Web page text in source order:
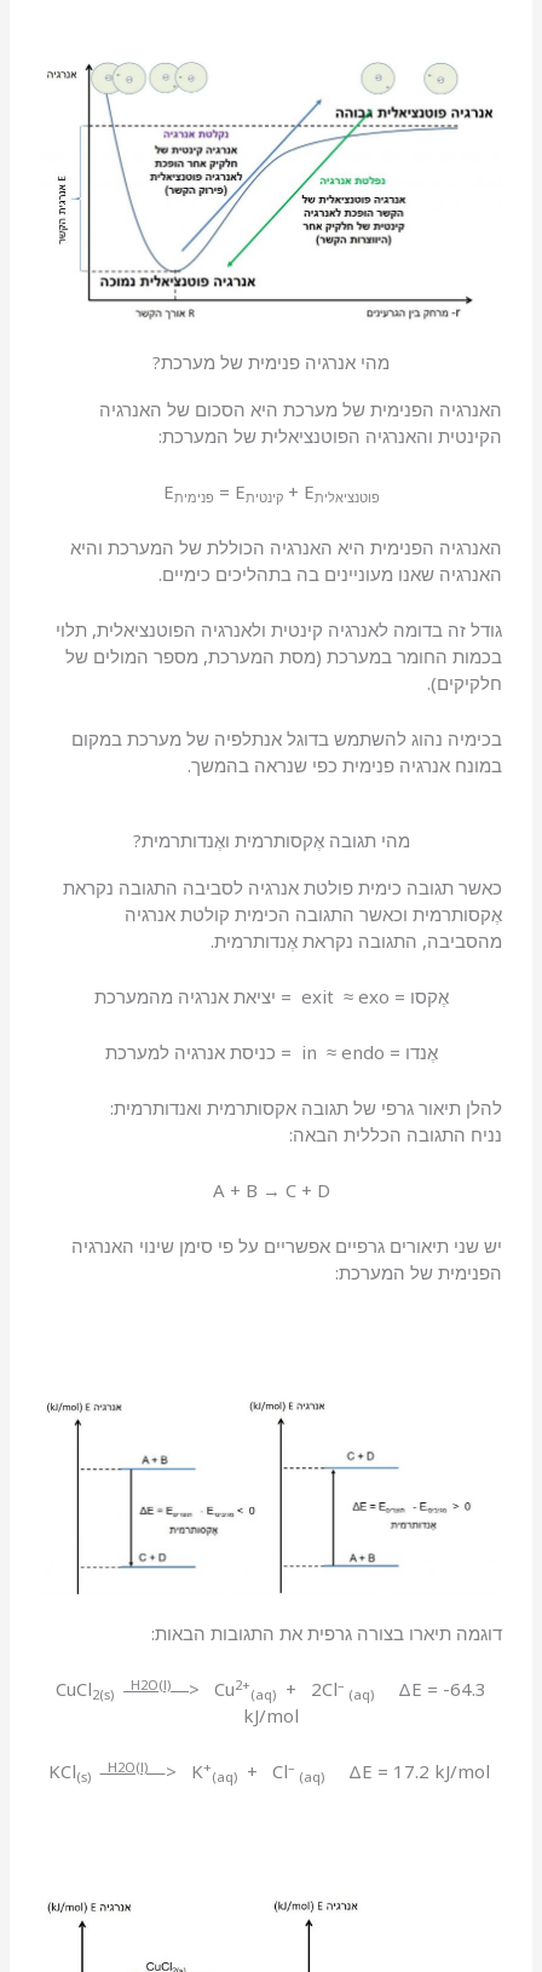
מהי אנרגיה פנימית של מערכת?
האנרגיה הפנימית של מערכת היא הסכום של האנרגיה
הקינטית והאנרגיה הפוטנציאלית של המערכת:
Eפנימית = Eקינטית + Eפוטנציאלית
האנרגיה הפנימית היא האנרגיה הכוללת של המערכת והיא
האנרגיה שאנו מעוניינים בה בתהליכים כימיים.
גודל זה בדומה לאנרגיה קינטית ולאנרגיה הפוטנציאלית, תלוי
בכמות החומר במערכת (מסת המערכת, מספר המולים של
חלקיקים).
בכימיה נהוג להשתמש בדוגל אנתלפיה של מערכת במקום
במונח אנרגיה פנימית כפי שנראה בהמשך.
מהי תגובה אֶקסותרמית ואֶנדותרמית?
כאשר תגובה כימית פולטת אנרגיה לסביבה התגובה נקראת
אֶקסותרמית וכאשר התגובה הכימית קולטת אנרגיה
מהסביבה, התגובה נקראת אֶנדותרמית.
אֶקסו = exit ≈ exo = יציאת אנרגיה מהמערכת
אֶנדו = in ≈ endo = כניסת אנרגיה למערכת
להלן תיאור גרפי של תגובה אקסותרמית ואנדותרמית:
נניח התגובה הכללית הבאה:
A + B → C + D
יש שני תיאורים גרפיים אפשריים על פי סימן שינוי האנרגיה
הפנימית של המערכת:
דוגמה תיארו בצורה גרפית את התגובות הבאות:
CuCl2(s)
H2O(l)> Cu2+
(aq) + 2Cl–
(aq)
ΔE = -64.3
kJ/mol
(s)
H2O(l)> K+
(aq) + Cl–
(aq) ΔE = 17.2 kJ/mol